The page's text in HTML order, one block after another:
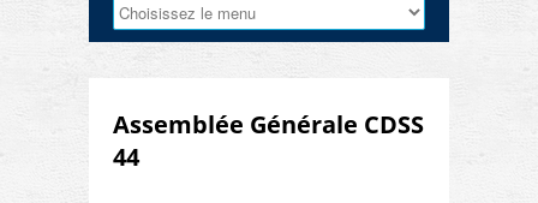
Assemblée Générale CDSS
44